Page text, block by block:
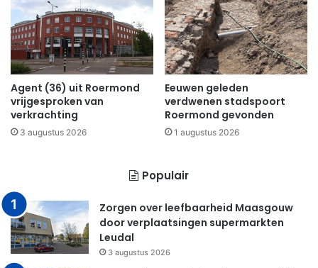
Agent (36) uit Roermond
vrijgesproken van
verkrachting
3 augustus 2026
Eeuwen geleden
verdwenen stadspoort
Roermond gevonden
1 augustus 2026
Populair
Zorgen over leefbaarheid Maasgouw
door verplaatsingen supermarkten
Leudal
3 augustus 2026